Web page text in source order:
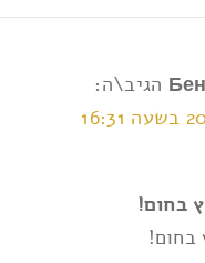
הגיב\ה:
בחום!
בחום!